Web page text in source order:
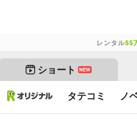
レンタル55
ショート NEW
タテコミ ノ